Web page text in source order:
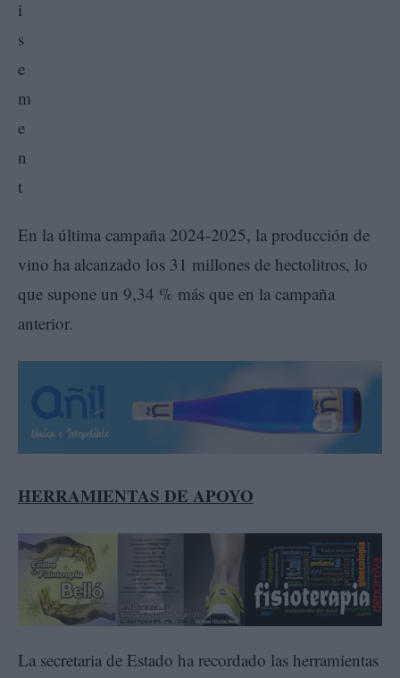
En la última campaña 2024-2025, la producción de
vino ha alcanzado los 31 millones de hectolitros, lo
que supone un 9,34 % más que en la campaña
anterior.
HERRAMIENTAS DE APOYO
La secretaria de Estado ha recordado las herramientas